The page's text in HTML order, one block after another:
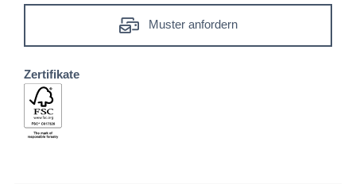
Muster anfordern
Zertifikate